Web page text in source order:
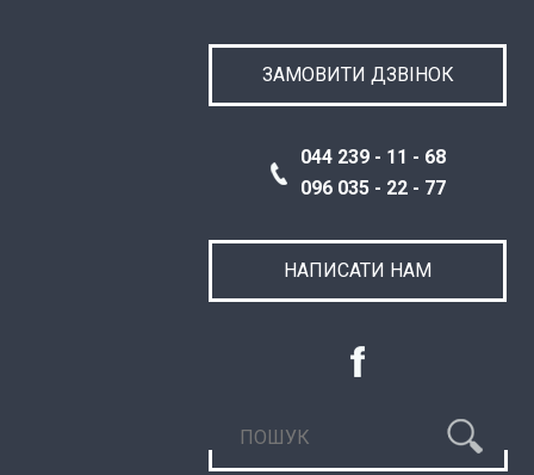
ЗАМОВИТИ ДЗВІНОК
044 239 - 11 - 68
096 035 - 22 - 77
НАПИСАТИ НАМ